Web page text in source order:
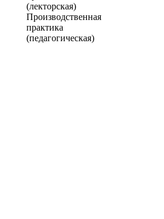
(лекторская)
Производственная
практика
(педагогическая)